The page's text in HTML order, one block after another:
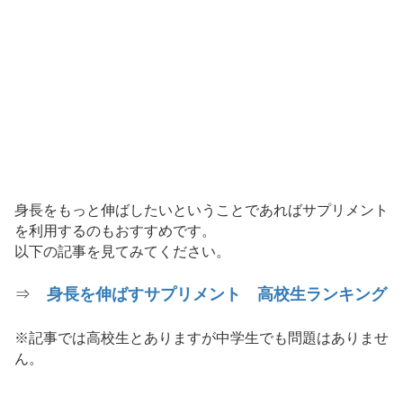
身長をもっと伸ばしたいということであればサプリメント
を利用するのもおすすめです。
以下の記事を見てみてください。
⇒ 身長を伸ばすサプリメント 高校生ランキング
※記事では高校生とありますが中学生でも問題はありませ
ん。